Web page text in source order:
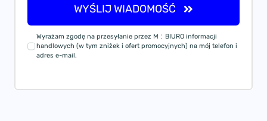
WYŚLIJ WIADOMOŚĆ
Wyrażam zgodę na przesyłanie przez M⋮BIURO informacji
handlowych (w tym zniżek i ofert promocyjnych) na mój telefon i
adres e-mail.